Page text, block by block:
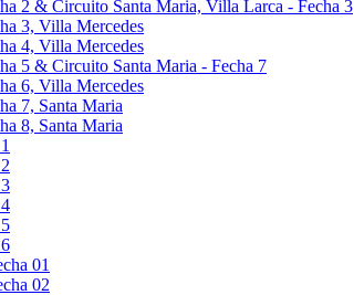
2 & Circuito Santa Maria, Villa Larca - Fecha 3
3, Villa Mercedes
4, Villa Mercedes
5 & Circuito Santa Maria - Fecha 7
6, Villa Mercedes
7, Santa Maria
8, Santa Maria
01
02